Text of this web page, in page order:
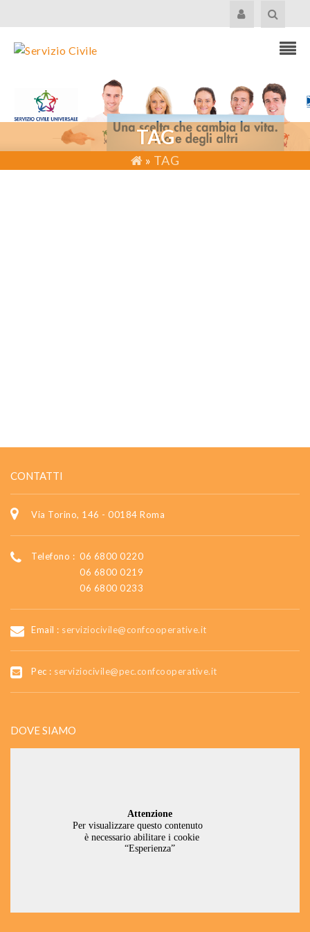
TAG
» TAG
CONTATTI
Via Torino, 146 - 00184 Roma
Telefono : 06 6800 0220
06 6800 0219
06 6800 0233
Email : serviziocivile@confcooperative.it
Pec : serviziocivile@pec.confcooperative.it
DOVE SIAMO